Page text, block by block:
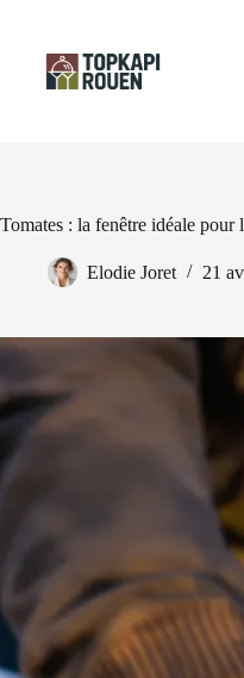
contenu
Tomates : la fenêtre idéale pour
Elodie Joret 21